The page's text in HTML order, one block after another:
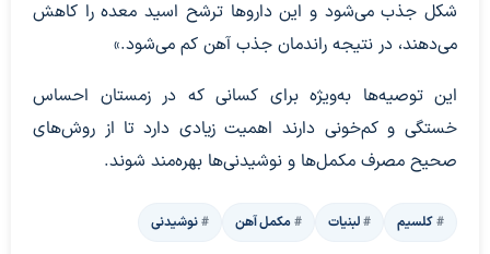
شکل جذب می‌شود و این داروها ترشح اسید معده را کاهش
می‌دهند، در نتیجه راندمان جذب آهن کم می‌شود.»
این توصیه‌ها به‌ویژه برای کسانی که در زمستان احساس
خستگی و کم‌خونی دارند اهمیت زیادی دارد تا از روش‌های
صحیح مصرف مکمل‌ها و نوشیدنی‌ها بهره‌مند شوند.
کلسیم لبنیات مکمل آهن نوشیدنی